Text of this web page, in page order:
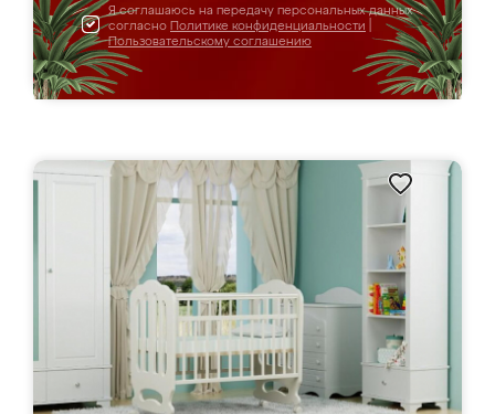
Я соглашаюсь на передачу персональных данных
согласно Политике конфиденциальности
Пользовательскому соглашению